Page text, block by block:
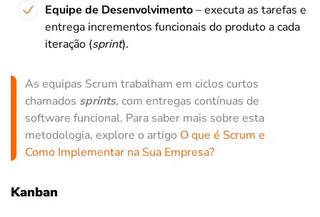
Equipe de Desenvolvimento– executa as tarefas e
entrega incrementos funcionais do produto a cada
iteração (sprint).
As equipas Scrum trabalham em ciclos curtos
chamados sprints, com entregas contínuas de
software funcional. Para saber mais sobre esta
metodologia, explore o artigo O que é Scrum e
Como Implementar na Sua Empresa?
Kanban